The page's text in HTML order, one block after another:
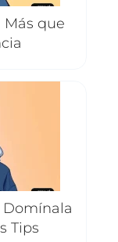
que
Domínala
Tips